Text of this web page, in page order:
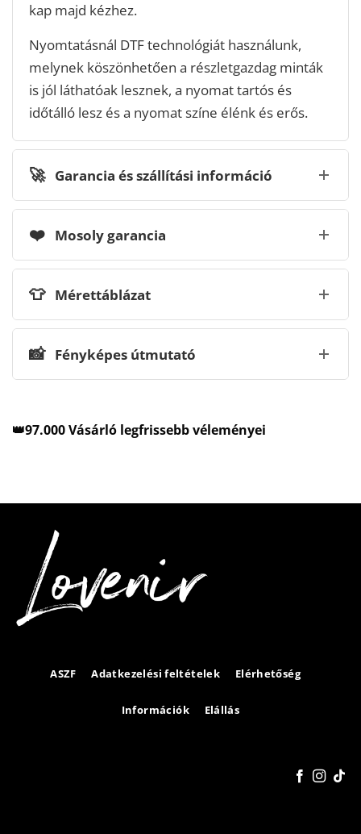
kap majd kézhez.
Nyomtatásnál DTF technológiát használunk,
melynek köszönhetően a részletgazdag minták
is jól láthatóak lesznek, a nyomat tartós és
időtálló lesz és a nyomat színe élénk és erős.
🚀 Garancia és szállítási információ
❤️ Mosoly garancia
👕 Mérettáblázat
📸 Fényképes útmutató
👑97.000 Vásárló legfrissebb véleményei
ASZF Adatkezelési feltételek Elérhetőség
Információk Elállás